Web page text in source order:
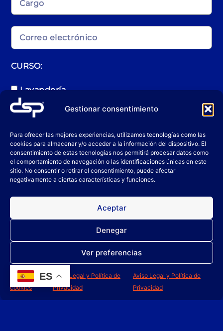
Gestionar consentimiento
Para ofrecer las mejores experiencias, utilizamos tecnologías como las
cookies para almacenar y/o acceder a la información del dispositivo. El
consentimiento de estas tecnologías nos permitirá procesar datos como
el comportamiento de navegación o las identificaciones únicas en este
sitio. No consentir o retirar el consentimiento, puede afectar
negativamente a ciertas características y funciones.
Aceptar
Denegar
Ver preferencias
Política de
cookies
Aviso Legal y Política de
Privacidad
Aviso Legal y Política de
Privacidad
CURSO:
Lavandería
Alimentaria
Horeca
Automoción
Concentrados
Bactericidas y desinfectantes
Biocidas e insecticidas
ES